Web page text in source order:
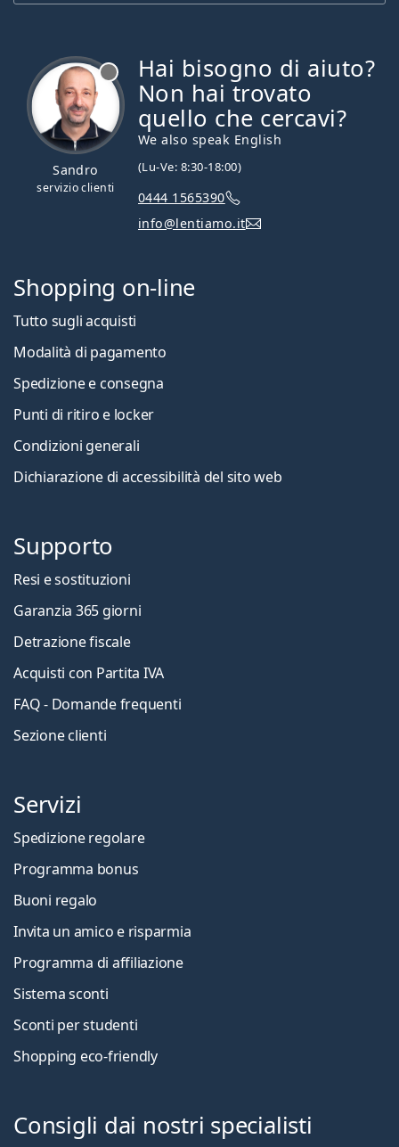
Sandro
servizio clienti
Hai bisogno di aiuto?
Non hai trovato
quello che cercavi?
We also speak English
(Lu-Ve: 8:30-18:00)
0444 1565390
info@lentiamo.it
Shopping on-line
Tutto sugli acquisti
Modalità di pagamento
Spedizione e consegna
Punti di ritiro e locker
Condizioni generali
Dichiarazione di accessibilità del sito web
Supporto
Resi e sostituzioni
Garanzia 365 giorni
Detrazione fiscale
Acquisti con Partita IVA
FAQ - Domande frequenti
Sezione clienti
Servizi
Spedizione regolare
Programma bonus
Buoni regalo
Invita un amico e risparmia
Programma di affiliazione
Sistema sconti
Sconti per studenti
Shopping eco-friendly
Consigli dai nostri specialisti